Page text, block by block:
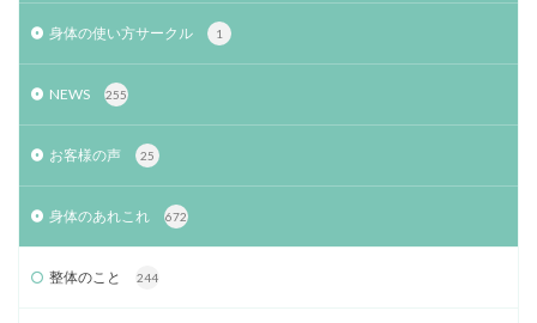
身体の使い方サークル 1
NEWS 255
お客様の声 25
身体のあれこれ 672
整体のこと 244